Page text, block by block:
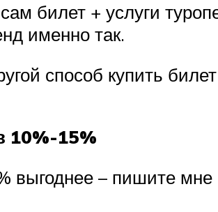
билет + услуги
именно так.
способ купить
10%-15%
выгоднее – пишите мне